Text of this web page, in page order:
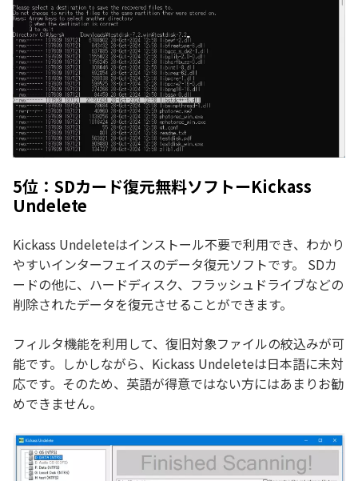
5位：SDカード復元無料ソフトーKickass
Undelete
Kickass Undeleteはインストール不要で利用でき、わかり
やすいインターフェイスのデータ復元ソフトです。 SDカ
ードの他に、ハードディスク、フラッシュドライブなどの
削除されたデータを復元させることができます。
フィルタ機能を利用して、復旧対象ファイルの絞込みが可
能です。しかしながら、Kickass Undeleteは日本語に未対
応です。そのため、英語が得意ではない方にはあまりお勧
めできません。